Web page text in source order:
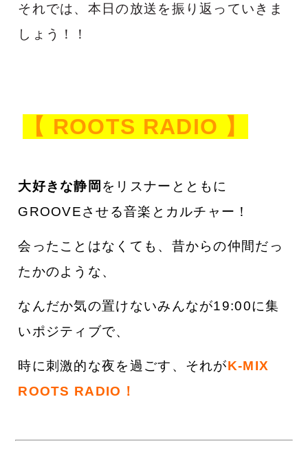
それでは、本日の放送を振り返っていきま
しょう！！
【 ROOTS RADIO 】
大好きな静岡 をリスナーとともに
GROOVEさせる音楽とカルチャー！
会ったことはなくて も、昔からの仲間だっ
たかのような、
なんだか気の置けないみんなが19:00に集
いポジティブで、
時に刺激的な夜を過ごす、それがK-MIX
ROOTS RADIO！